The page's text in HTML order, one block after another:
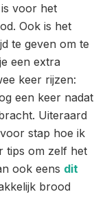
voor het
Ook is het
te geven om te
een extra
keer rijzen:
een keer nadat
Uiteraard
stap hoe ik
tips om zelf het
ook eens dit
brood